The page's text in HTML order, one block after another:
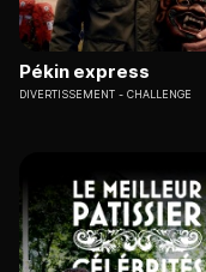
Pékin express
DIVERTISSEMENT CHALLENGE